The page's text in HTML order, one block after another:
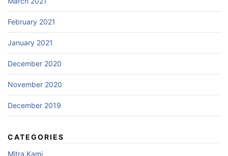
February 2021
January 2021
December 2020
November 2020
December 2019
CATEGORIES
Mitra Kami